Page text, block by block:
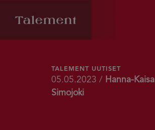
TALEMENT UUTISET
05.05.2023 / Hanna-Kaisa
Simojoki